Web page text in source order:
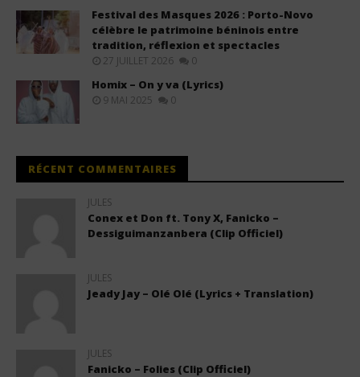
Festival des Masques 2026 : Porto-Novo
célèbre le patrimoine béninois entre
tradition, réflexion et spectacles
27 JUILLET 2026 0
Homix – On y va (Lyrics)
9 MAI 2025 0
RÉCENT COMMENTAIRES
JULES
Conex et Don ft. Tony X, Fanicko –
Dessiguimanzanbera (Clip Officiel)
JULES
Jeady Jay – Olé Olé (Lyrics + Translation)
JULES
Fanicko – Folies (Clip Officiel)